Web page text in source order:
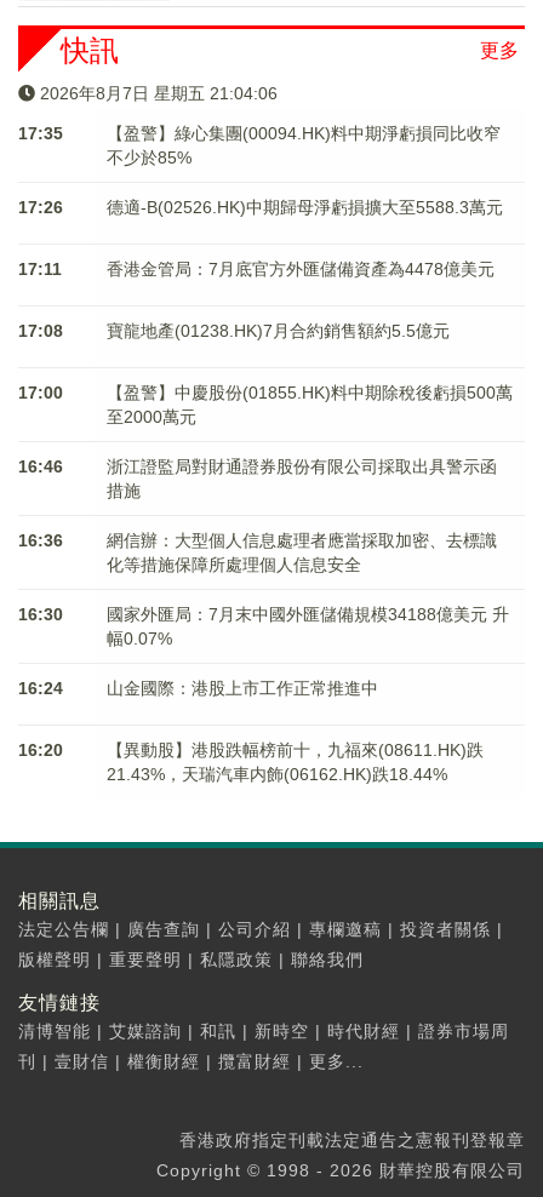
更多
快訊
2026年8月7日 星期五 21:04:06
17:35
【盈警】綠心集團(00094.HK)料中期淨虧損同比收窄
不少於85%
17:26 德適-B(02526.HK)中期歸母淨虧損擴大至5588.3萬元
17:11 香港金管局：7月底官方外匯儲備資產為4478億美元
17:08 寶龍地產(01238.HK)7月合約銷售額約5.5億元
17:00
【盈警】中慶股份(01855.HK)料中期除稅後虧損500萬
至2000萬元
16:46
浙江證監局對財通證券股份有限公司採取出具警示函
措施
16:36
網信辦：大型個人信息處理者應當採取加密、去標識
化等措施保障所處理個人信息安全
16:30
國家外匯局：7月末中國外匯儲備規模34188億美元 升
幅0.07%
16:24 山金國際：港股上市工作正常推進中
16:20
【異動股】港股跌幅榜前十，九福來(08611.HK)跌
21.43%，天瑞汽車内飾(06162.HK)跌18.44%
相關訊息
法定公告欄 | 廣告查詢 | 公司介紹 | 專欄邀稿 | 投資者關係 |
版權聲明 | 重要聲明 | 私隱政策 | 聯絡我們
友情鏈接
清博智能 | 艾媒諮詢 | 和訊 | 新時空 | 時代財經 | 證券市場周
刊
| 壹財信 | 權衡財經 | 攬富財經 | 更多...
香港政府指定刊載法定通告之憲報刊登報章
Copyright © 1998 - 2026 財華控股有限公司